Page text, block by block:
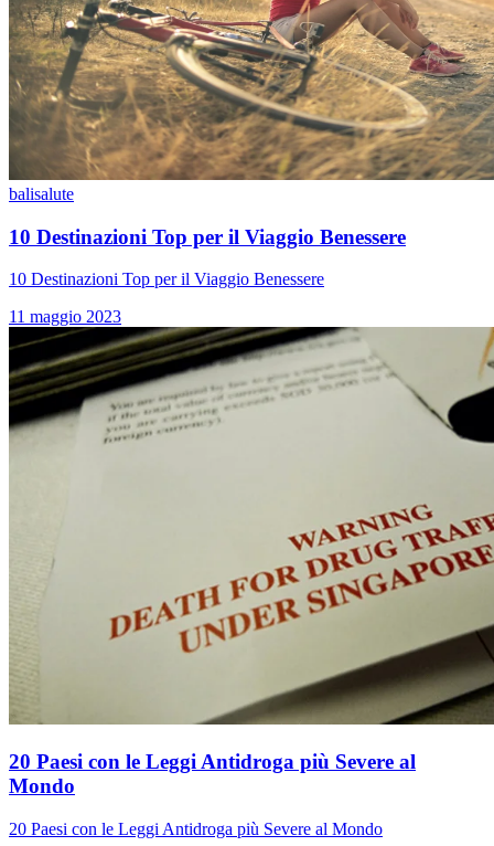
balisalute
10 Destinazioni Top per il Viaggio Benessere
10 Destinazioni Top per il Viaggio Benessere
11 maggio 2023
20 Paesi con le Leggi Antidroga più Severe al
Mondo
20 Paesi con le Leggi Antidroga più Severe al Mondo